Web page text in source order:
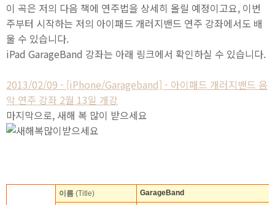
이 곡은 저의 다음 책에 연주법을 상세히 올릴 예정이고요, 이번
주부터 시작하는 저의 아이패드 개러지밴드 연주 강좌에서도 배
울 수 있습니다.
iPad GarageBand 강좌는 아래 링크에서 확인하실 수 있습니다.
2013/02/09 - [iPhone/Garageband] - 아이패드 개러지밴드 음
악 연주 강좌 2월 13일 개강
마지막으로, 새해 복 많이 받으세요
이름 (Title) GarageBand